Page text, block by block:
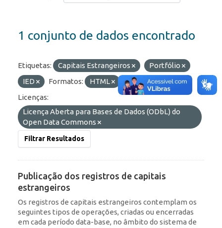
1 conjunto de dados encontrado
Etiquetas: Capitais Estrangeiros
Portfólio
IED
Formatos: HTML API
JSON
Licenças:
Licença Aberta para Bases de Dados (ODbL) do
Open Data Commons
Filtrar Resultados
Publicação dos registros de capitais
estrangeiros
Os registros de capitais estrangeiros contemplam os
seguintes tipos de operações, criadas ou encerradas
em cada período data-base, no âmbito do sistema de